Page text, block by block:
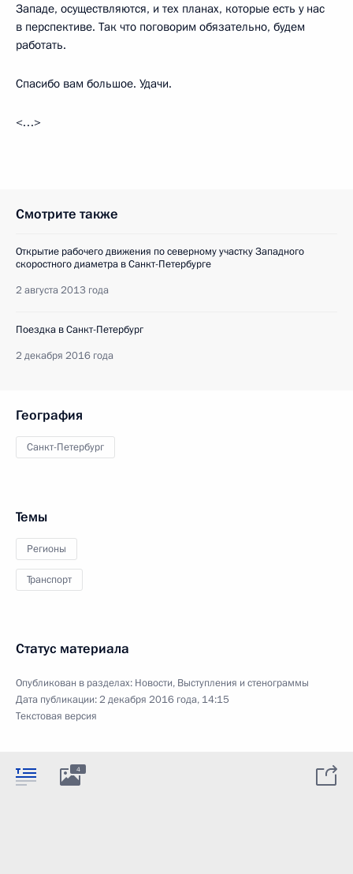
Западе, осуществляются, и тех планах, которые есть у нас
в перспективе. Так что поговорим обязательно, будем
работать.
Спасибо вам большое. Удачи.
<…>
Смотрите также
Открытие рабочего движения по северному участку Западного
скоростного диаметра в Санкт-Петербурге
2 августа 2013 года
Поездка в Санкт-Петербург
2 декабря 2016 года
География
Санкт-Петербург
Темы
Регионы
Транспорт
Статус материала
Опубликован в разделах: Новости, Выступления и стенограммы
Дата публикации:2 декабря 2016 года, 14:15
Текстовая версия
4